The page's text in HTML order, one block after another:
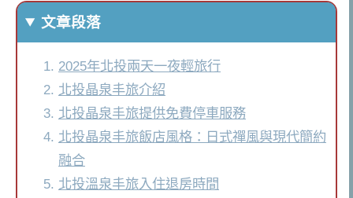
文章段落
2025年北投兩天一夜輕旅行
北投晶泉丰旅介紹
北投晶泉丰旅提供免費停車服務
北投晶泉丰旅飯店風格：日式禪風與現代簡約
融合
北投溫泉丰旅入住退房時間